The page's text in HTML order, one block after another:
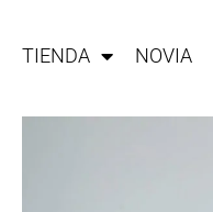
TIENDA NOVIA